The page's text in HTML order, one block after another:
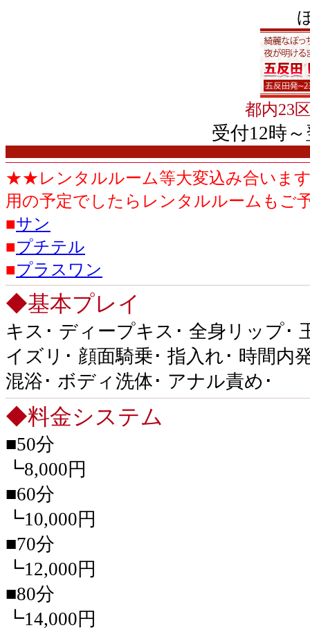
都内23
受付12時
★★レンタルルーム等大変込み合いま
用の予定でしたらレンタルルームもご
■サン
■プチテル
■プラスワン
◆基本プレイ
キス･ ディープキス･ 全身リップ･
イズリ･ 顔面騎乗･ 指入れ･ 時間内
混浴･ ボディ洗体･ アナル責め･
◆料金システム
■50分
┗8,000円
■60分
┗10,000円
■70分
┗12,000円
■80分
┗14,000円